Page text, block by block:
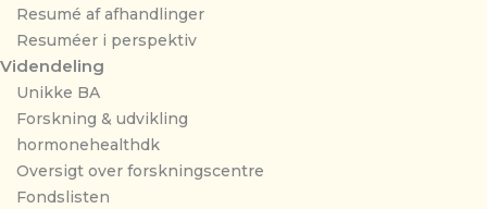
Resumé af afhandlinger
Resuméer i perspektiv
Videndeling
Unikke BA
Forskning & udvikling
hormonehealthdk
Oversigt over forskningscentre
Fondslisten